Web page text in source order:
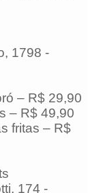
1798 -
– R$ 29,90
– R$ 49,90
fritas – R$
174 -